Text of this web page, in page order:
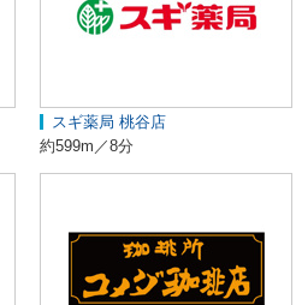
スギ薬局 桃谷店
約599m／8分